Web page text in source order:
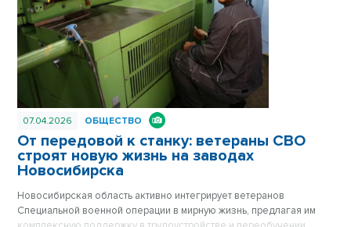
07.04.2026 ОБЩЕСТВО
От передовой к станку: ветераны СВО
строят новую жизнь на заводах
Новосибирска
Новосибирская область активно интегрирует ветеранов
Специальной военной операции в мирную жизнь, предлагая им